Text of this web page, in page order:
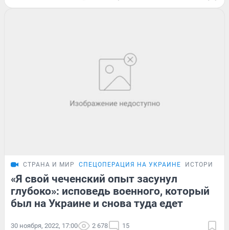
СТРАНА И МИР СПЕЦОПЕРАЦИЯ НА УКРАИНЕ ИСТОРИИ
«Я свой чеченский опыт засунул
глубоко»: исповедь военного, который
был на Украине и снова туда едет
30 ноября, 2022, 17:00 2 678 15